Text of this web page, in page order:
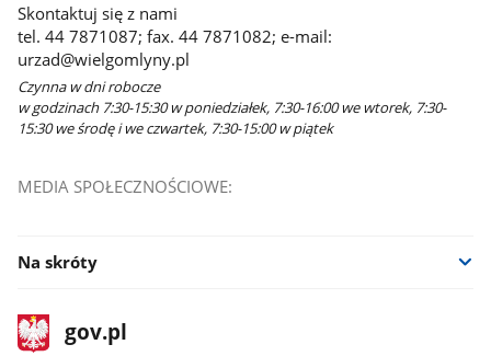
Skontaktuj się z nami
tel. 44 7871087; fax. 44 7871082; e-mail:
urzad@wielgomlyny.pl
Czynna w dni robocze
w godzinach 7:30-15:30 w poniedziałek, 7:30-16:00 we wtorek, 7:30-
15:30 we środę i we czwartek, 7:30-15:00 w piątek
MEDIA SPOŁECZNOŚCIOWE:
Na skróty
stopka
gov.plStrona
gov.pl